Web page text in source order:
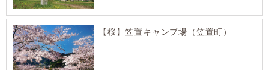
【桜】笠置キャンプ場（笠置町）